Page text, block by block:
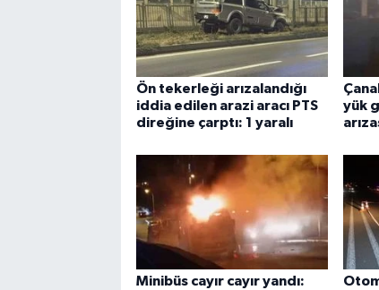
Ön tekerleği arızalandığı
iddia edilen arazi aracı PTS
direğine çarptı: 1 yaralı
yük
Minibüs cayır cayır yandı: